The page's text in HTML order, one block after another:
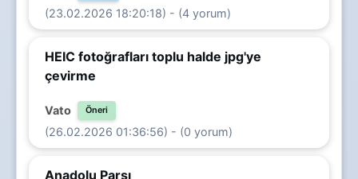
(23.02.2026 18:20:18) - (4 yorum)
HEIC fotoğrafları toplu halde jpg'ye
çevirme
Vato Öneri
(26.02.2026 01:36:56) - (0 yorum)
Anadolu Parsı